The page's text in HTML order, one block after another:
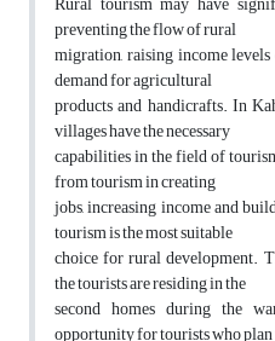
preventing the flow of rural
migration, raising income
demand for agricultural
products and handicrafts. In
villages have the necessary
capabilities in the field of
from tourism in creating
jobs, increasing income and
tourism is the most suitable
choice for rural development.
the tourists are residing in the
second homes during the